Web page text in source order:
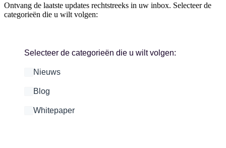
Ontvang de laatste updates rechtstreeks in uw inbox. Selecteer de
categorieën die u wilt volgen:
Selecteer de categorieën die u wilt volgen:
Nieuws
Blog
Whitepaper